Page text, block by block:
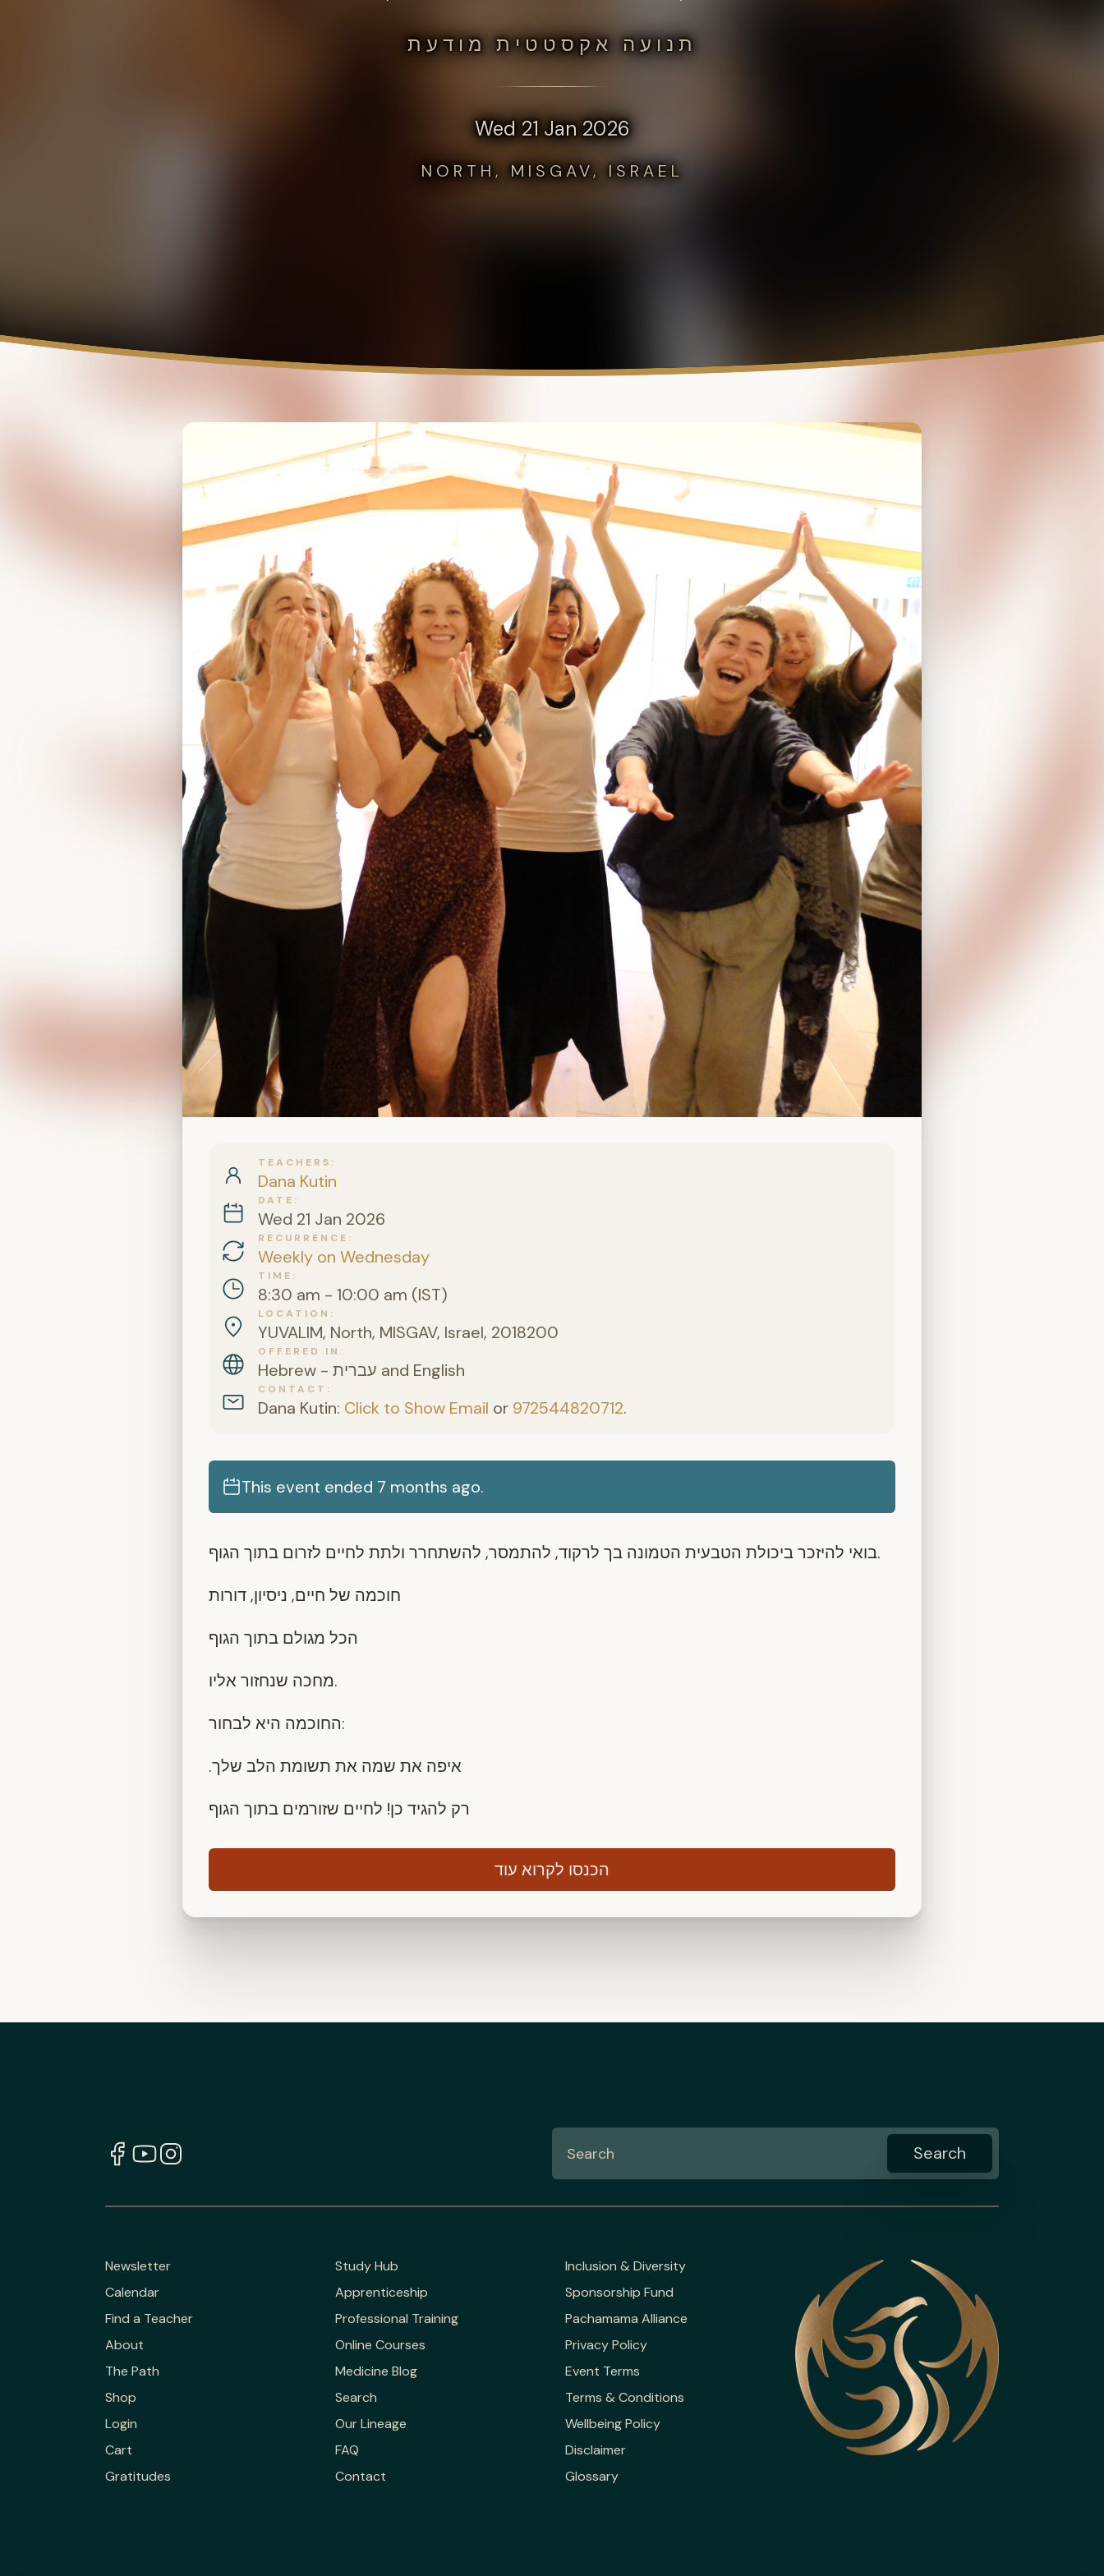
תנועה אקסטטית מודעת
Wed 21 Jan 2026
NORTH, MISGAV, ISRAEL
TEACHERS
Dana Kutin
DATE
Wed 21 Jan 2026
RECURRENCE
Weekly on Wednesday
TIME
8:30 am - 10:00 am (IST)
LOCATION
YUVALIM, North, MISGAV, Israel, 2018200
OFFERED IN
Hebrew - עברית and English
CONTACT
Dana Kutin: Click to Show Email or 972544820712.
This event ended 7 months ago.
בואי להיזכר ביכולת הטבעית הטמונה בך לרקוד, להתמסר, להשתחרר ולתת לחיים לזרום בתוך הגוף.
חוכמה של חיים, ניסיון, דורות
הכל מגולם בתוך הגוף
מחכה שנחזור אליו.
החוכמה היא לבחור:
.איפה את שמה את תשומת הלב שלך
רק להגיד כן! לחיים שזורמים בתוך הגוף
הכנסו לקרוא עוד
Newsletter
Calendar
Find a Teacher
About
The Path
Shop
Login
Cart
Gratitudes
Study Hub
Apprenticeship
Professional Training
Online Courses
Medicine Blog
Search
Our Lineage
FAQ
Contact
Inclusion & Diversity
Sponsorship Fund
Pachamama Alliance
Privacy Policy
Event Terms
Terms & Conditions
Wellbeing Policy
Disclaimer
Glossary